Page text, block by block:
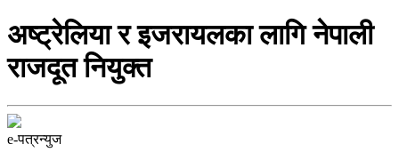
अष्ट्रेलिया र इजरायलका लागि नेपाली
राजदूत नियुक्त
e-पत्रन्युज